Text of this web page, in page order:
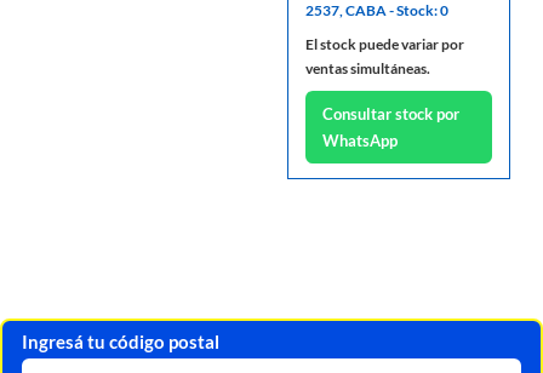
2537, CABA - Stock: 0
El stock puede variar por
ventas simultáneas.
Consultar stock por
WhatsApp
Ingresá tu código postal